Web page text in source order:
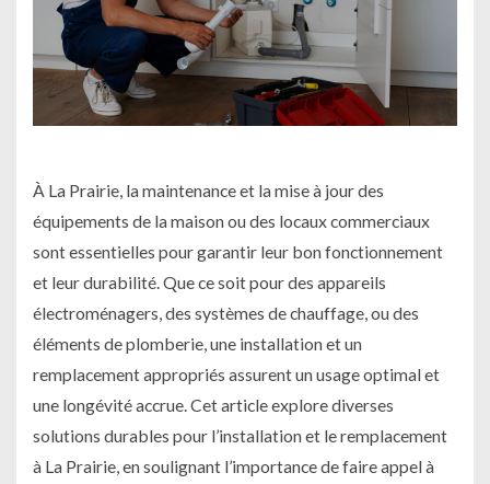
À La Prairie, la maintenance et la mise à jour des
équipements de la maison ou des locaux commerciaux
sont essentielles pour garantir leur bon fonctionnement
et leur durabilité. Que ce soit pour des appareils
électroménagers, des systèmes de chauffage, ou des
éléments de plomberie, une installation et un
remplacement appropriés assurent un usage optimal et
une longévité accrue. Cet article explore diverses
solutions durables pour l’installation et le remplacement
à La Prairie, en soulignant l’importance de faire appel à